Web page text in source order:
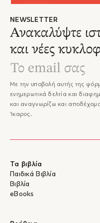
NEWSLETTER
Ανακαλύψτε
και νέες
Με την υποβολή αυτής της
ενημερωτικά δελτία και
και αναγνωρίζω και
Ίκαρος.
Τα βιβλία
Παιδικά Βιβλία
Βιβλία
eBooks